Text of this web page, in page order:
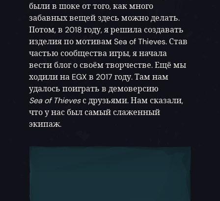
были в шоке от того, как много
забавных вещей здесь можно делать.
Потом, в 2018 году, я решила создавать
изделия по мотивам Sea of Thieves. Став
частью сообщества игры, я начала
вести блог о своём творчестве. Ещё мы
ходили на EGX в 2017 году. Там нам
удалось поиграть в демоверсию
Sea of Thievesс друзьями. Нам сказали,
что у нас был самый слаженный
экипаж.